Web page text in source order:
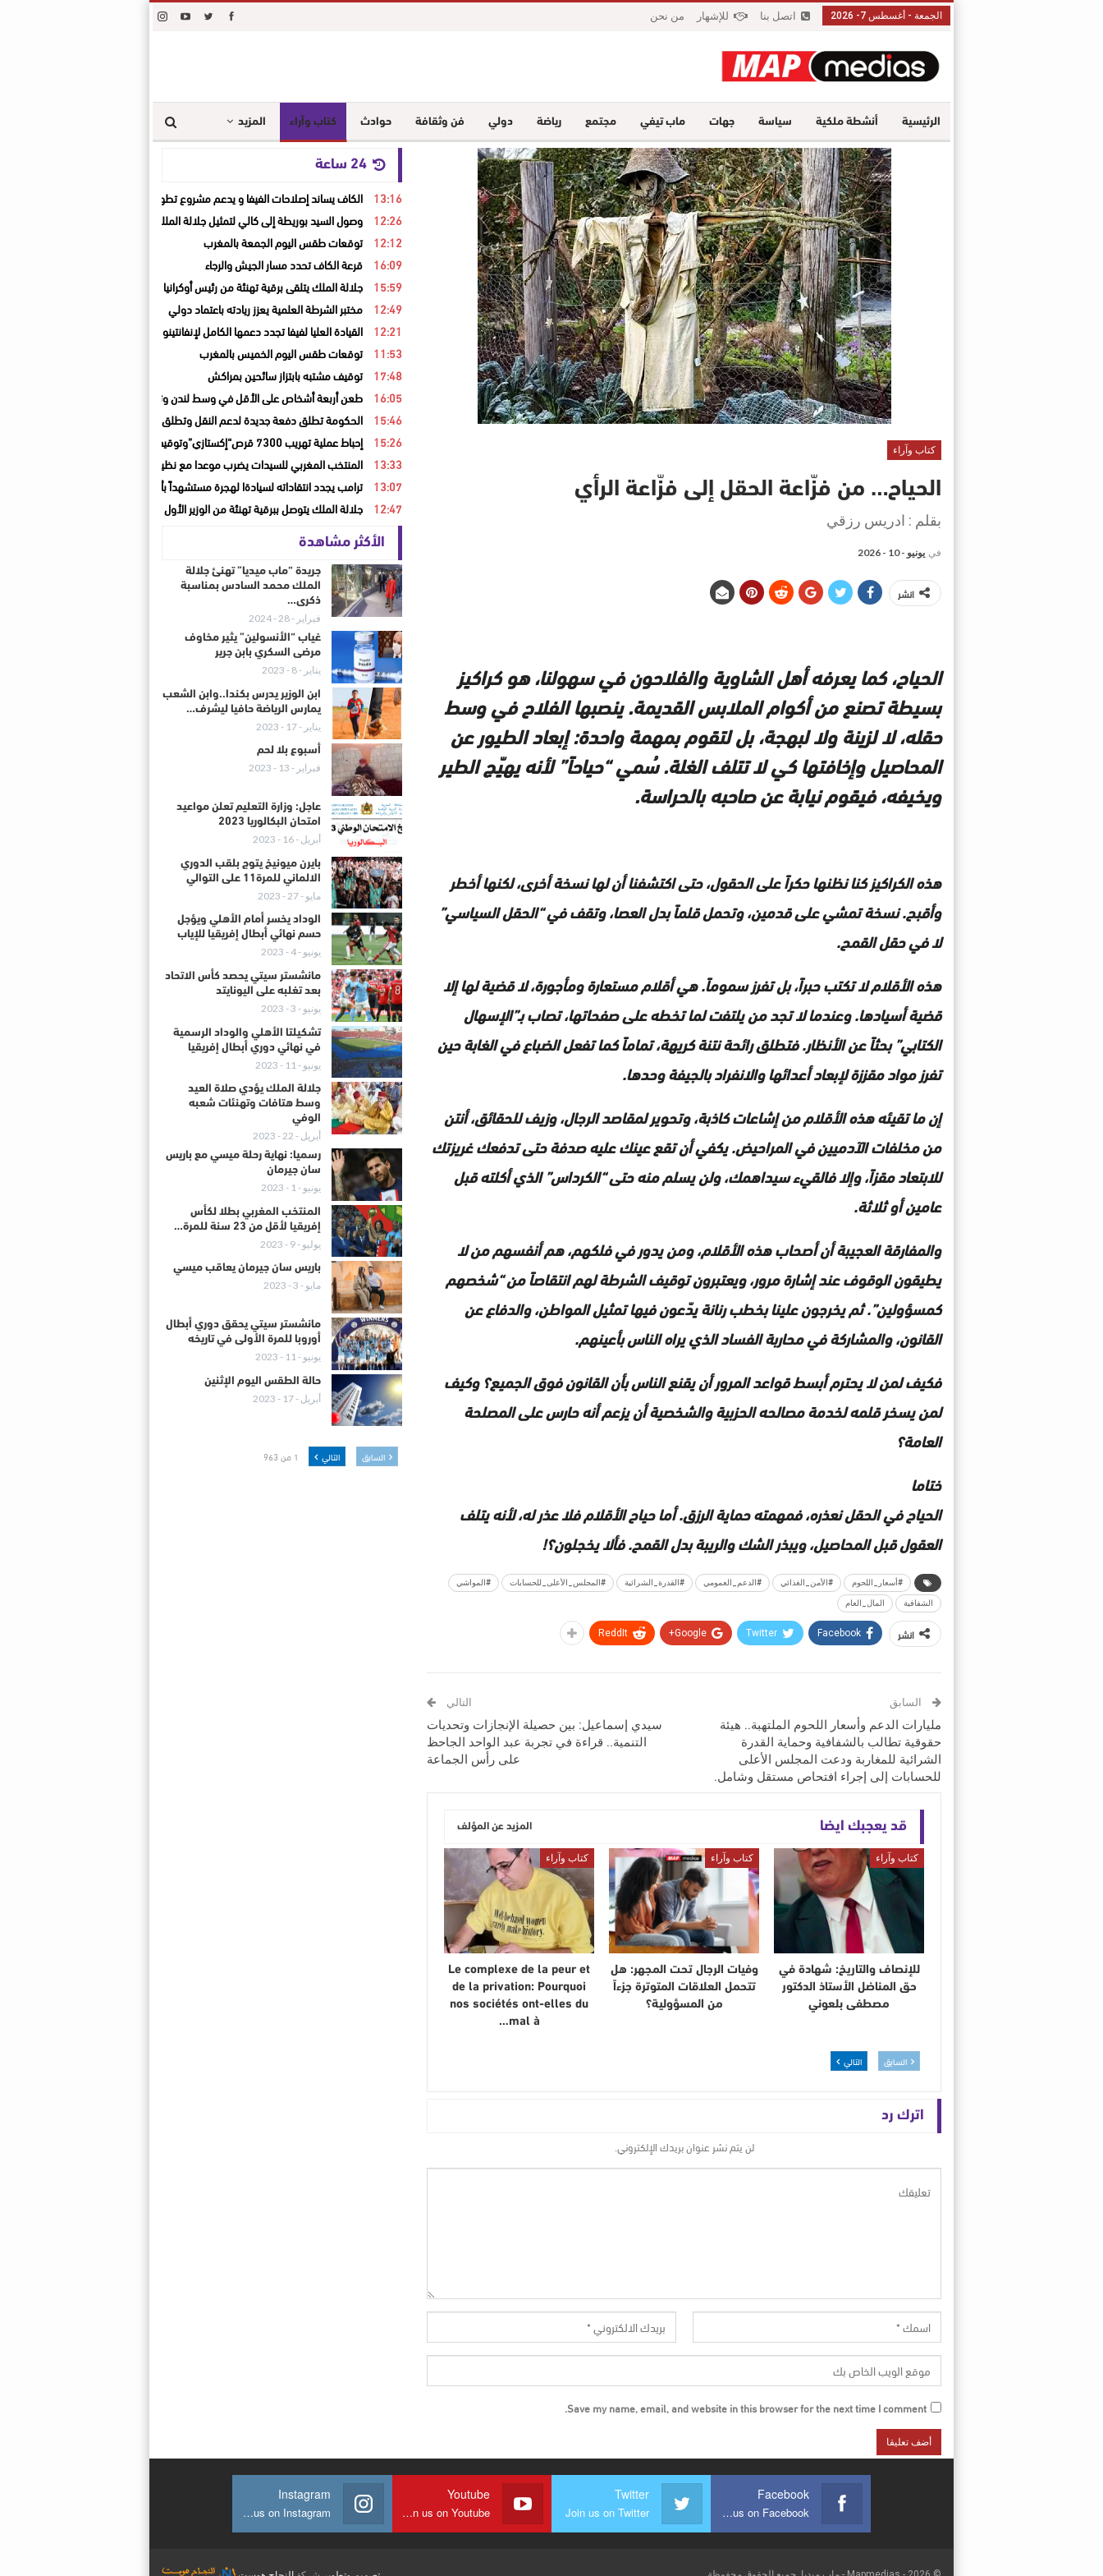
الجمعة - أغسطس 7- 2026 اتصل بنا للإشهار من نحن
الرئيسية أنشطة ملكية سياسة جهات ماب تيفي مجتمع رياضة دولي فن وثقافة حوادث كتاب وآراء المزيد
كتاب وآراء
الحياح… من فزّاعة الحقل إلى فزّاعة الرأي
بقلم : ادريس رزقي
في يونيو - 10 - 2026
انشر
الحياح، كما يعرفه أهل الشاوية والفلاحون في سهولنا، هو كراكيز
بسيطة تصنع من أكوام الملابس القديمة. ينصبها الفلاح في وسط
حقله، لا لزينة ولا لبهجة، بل لتقوم بمهمة واحدة: إبعاد الطيور عن
المحاصيل وإخافتها كي لا تتلف الغلة. سُمي “حياحاً” لأنه يهيّج الطير
ويخيفه، فيقوم نيابة عن صاحبه بالحراسة.
هذه الكراكيز كنا نظنها حكراً على الحقول، حتى اكتشفنا أن لها نسخة أخرى، لكنها أخطر
وأقبح. نسخة تمشي على قدمين، وتحمل قلماً بدل العصا، وتقف في “الحقل السياسي”
لا في حقل القمح.
هذه الأقلام لا تكتب حبراً، بل تفرز سموماً. هي أقلام مستعارة ومأجورة، لا قضية لها إلا
قضية أسيادها. وعندما لا تجد من يلتفت لما تخطه على صفحاتها، تصاب بـ”الإسهال
الكتابي” بحثاً عن الأنظار. فتطلق رائحة نتنة كريهة، تماماً كما تفعل الضباع في الغابة حين
تفرز مواد مقززة لإبعاد أعدائها والانفراد بالجيفة وحدها.
إن ما تقيئه هذه الأقلام من إشاعات كاذبة، وتحوير لمقاصد الرجال، وزيف للحقائق، أنتن
من مخلفات الآدميين في المراحيض. يكفي أن تقع عينك عليه صدفة حتى تدفعك غريزتك
للابتعاد مقزاً، وإلا فالقيء سيداهمك، ولن يسلم منه حتى “الكرداس” الذي أكلته قبل
عامين أو ثلاثة.
والمفارقة العجيبة أن أصحاب هذه الأقلام، ومن يدور في فلكهم، هم أنفسهم من لا
يطيقون الوقوف عند إشارة مرور، ويعتبرون توقيف الشرطة لهم انتقاصاً من “شخصهم
كمسؤولين”. ثم يخرجون علينا بخطب رنانة يدّعون فيها تمثيل المواطن، والدفاع عن
القانون، والمشاركة في محاربة الفساد الذي يراه الناس بأعينهم.
فكيف لمن لا يحترم أبسط قواعد المرور أن يقنع الناس بأن القانون فوق الجميع؟ وكيف
لمن يسخر قلمه لخدمة مصالحه الحزبية والشخصية أن يزعم أنه حارس على المصلحة
العامة؟
ختاما
الحياح في الحقل نعذره، فمهمته حماية الرزق. أما حياح الأقلام فلا عذر له، لأنه يتلف
العقول قبل المحاصيل، ويبذر الشك والريبة بدل القمح. فألا يخجلون؟!
#أسعار_اللحوم #الأمن_الغذائي #الدعم_العمومي #القدرة_الشرائية #المجلس_الأعلى_للحسابات #المواشي
الشفافية المال_العام
انشر Facebook
Twitter
Google+
ReddIt
السابق
مليارات الدعم وأسعار اللحوم الملتهبة.. هيئة
حقوقية تطالب بالشفافية وحماية القدرة
الشرائية للمغاربة ودعت المجلس الأعلى
للحسابات إلى إجراء افتحاص مستقل وشامل.
التالي
سيدي إسماعيل: بين حصيلة الإنجازات وتحديات
التنمية.. قراءة في تجربة عبد الواحد الجاحظ
على رأس الجماعة
قد يعجبك ايضا المزيد عن المؤلف
كتاب وآراء
للإنصاف والتاريخ: شهادة في
حق المناضل الأستاذ الدكتور
مصطفى بلعوني
كتاب وآراء
وفيات الرجال تحت المجهر: هل
تتحمل العلاقات المتوترة جزءاً
من المسؤولية؟
كتاب وآراء
Le complexe de la peur et
de la privation: Pourquoi
nos sociétés ont-elles du
mal à…
السابق التالي
اترك رد
لن يتم نشر عنوان بريدك الإلكتروني.
Save my name, email, and website in this browser for the next time I comment.
13:16 الكاف يساند إصلاحات الفيفا و يدعم مشروع تطوير الكرة الإفريقية
12:26 وصول السيد بوريطة إلى كالي لتمثيل جلالة الملك في حفل تنصيب الرئيس الكولومبي
12:12 توقعات طقس اليوم الجمعة بالمغرب
16:09 قرعة الكاف تحدد مسار الجيش والرجاء
15:59 جلالة الملك يتلقى برقية تهنئة من رئيس أوكرانيا
12:49 مختبر الشرطة العلمية يعزز ريادته باعتماد دولي
12:21 القيادة العليا لفيفا تجدد دعمها الكامل لإنفانتينو بعد اجتماع الرباط
11:53 توقعات طقس اليوم الخميس بالمغرب
17:48 توقيف مشتبه بابتزاز سائحين بمراكش
16:05 طعن أربعة أشخاص على الأقل في وسط لندن وتوقيف مشتبه بها
15:46 الحكومة تطلق دفعة جديدة لدعم النقل وتطلق حصة جديدة للنصف الثاني من يوليوز
15:26 إحباط عملية تهريب 7300 قرص“إكستازي”وتوقيف شخصين بأكادير وأيت ملول
13:33 المنتخب المغربي للسيدات يضرب موعدا مع نظيره الجنوب إفريقي في دور الربع
13:07 ترامب يجدد انتقاداته لسيادةا لهجرة مستشهداً بأحداث سبتة
12:47 جلالة الملك يتوصل ببرقية تهنئة من الوزير الأول لسانت لوسيا بمناسبة عيد العرش
الأكثر مشاهدة
جريدة “ماب ميديا” تهنئ جلالة
الملك محمد السادس بمناسبة
ذكرى…
فبراير - 28 - 2024
غياب “الأنسولين” يثير مخاوف
مرضى السكري بابن جرير
يناير - 8 - 2023
ابن الوزير يدرس بكندا..وابن الشعب
يمارس الرياضة حافيا ليشرف…
يناير - 17 - 2023
أسبوع بلا لحم
فبراير - 13 - 2023
عاجل: وزارة التعليم تعلن مواعيد
امتحان البكالوريا 2023
أبريل - 16 - 2023
بايرن ميونيخ يتوج بلقب الدوري
الالماني للمرة11 على التوالي
مايو - 27 - 2023
الوداد يخسر أمام الأهلي ويؤجل
حسم نهائي أبطال إفريقيا للإياب
يونيو - 4 - 2023
مانشستر سيتي يحصد كأس الاتحاد
بعد تغلبه على اليونايتد
يونيو - 3 - 2023
تشكيلتا الأهلي والوداد الرسمية
في نهائي دوري أبطال إفريقيا
يونيو - 11 - 2023
جلالة الملك يؤدي صلاة العيد
وسط هتافات وتهنئات شعبه
الوفي
أبريل - 22 - 2023
رسميا: نهاية رحلة ميسي مع باريس
سان جيرمان
يونيو - 1 - 2023
المنتخب المغربي بطلا لكأس
إفريقيا لأقل من 23 سنة للمرة…
يوليو - 9 - 2023
باريس سان جيرمان يعاقب ميسي
مايو - 3 - 2023
مانشستر سيتي يحقق دوري أبطال
أوروبا للمرة الأولى في تاريخه
يونيو - 11 - 2023
حالة الطقس اليوم الإثنين
أبريل - 17 - 2023
السابق التالي 1 من 963
Facebook
Join us on Facebook
Twitter
Join us on Twitter
Youtube
Join us on Youtube
Instagram
Join us on Instagram